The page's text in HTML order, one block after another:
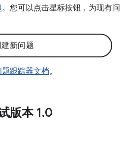
。您可以点击星标按钮，为现有问
新问题
题跟踪器文档。
版本 1.0